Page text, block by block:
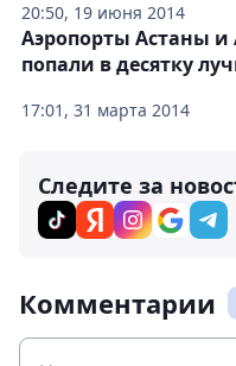
20:50, 19 июня 2014
17:01, 31 марта 2014
Аэропорты Астаны
попали в десятку
Следите за
Комментарии